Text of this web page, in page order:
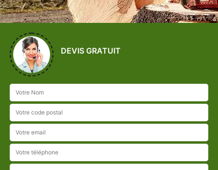
DEVIS GRATUIT